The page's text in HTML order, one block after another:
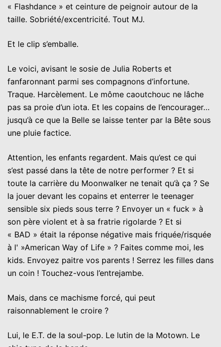
« Flashdance » et ceinture de peignoir autour de la
taille. Sobriété/excentricité. Tout MJ.
Et le clip s’emballe.
Le voici, avisant le sosie de Julia Roberts et
fanfaronnant parmi ses compagnons d’infortune.
Traque. Harcèlement. Le môme caoutchouc ne lâche
pas sa proie d’un iota. Et les copains de l’encourager…
jusqu’à ce que la Belle se laisse tenter par la Bête sous
une pluie factice.
Attention, les enfants regardent. Mais qu’est ce qui
s’est passé dans la tête de notre performer ? Et si
toute la carrière du Moonwalker ne tenait qu’à ça ? Se
la jouer devant les copains et enterrer le teenager
sensible six pieds sous terre ? Envoyer un « fuck » à
son père violent et à sa fratrie rigolarde ? Et si
« BAD » était la réponse négative mais friquée/risquée
à l' »American Way of Life » ? Faites comme moi, les
kids. Envoyez paitre vos parents ! Serrez les filles dans
un coin ! Touchez-vous l’entrejambe.
Mais, dans ce machisme forcé, qui peut
raisonnablement le croire ?
Lui, le E.T. de la soul-pop. Le lutin de la Motown. Le